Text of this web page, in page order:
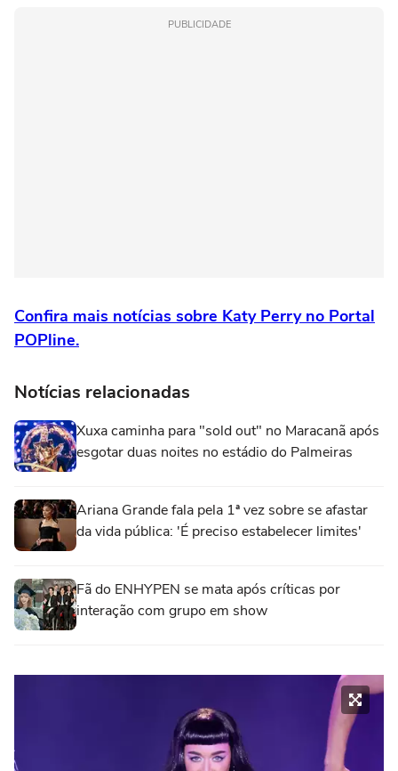
PUBLICIDADE
Confira mais notícias sobre Katy Perry no Portal
POPline.
Notícias relacionadas
Xuxa caminha para "sold out" no Maracanã após
esgotar duas noites no estádio do Palmeiras
Ariana Grande fala pela 1ª vez sobre se afastar
da vida pública: 'É preciso estabelecer limites'
Fã do ENHYPEN se mata após críticas por
interação com grupo em show